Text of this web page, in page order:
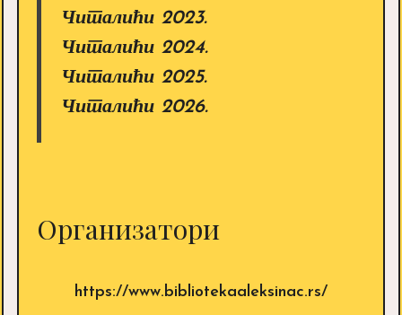
Читалићи 2023.
Читалићи 2024.
Читалићи 2025.
Читалићи 2026.
Организатори
https://www.bibliotekaaleksinac.rs/